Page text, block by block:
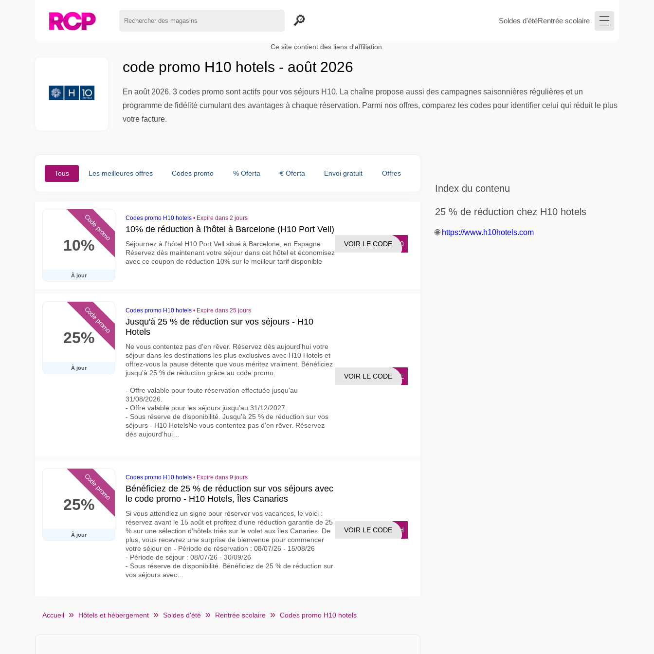
Soldes d'étéRentrée scolaire
Ce site contient des liens d'affiliation.
code promo H10 hotels - août 2026
En août 2026, 3 codes promo sont actifs pour vos séjours H10. La chaîne propose aussi des campagnes saisonnières régulières et un
programme de fidélité cumulant des avantages à chaque réservation. Parmi nos offres, comparez les codes pour identifier celui qui réduit le plus
votre facture.
Tous Les meilleures offres Codes promo % Oferta € Oferta Envoi gratuit Offres
10%
À jour
Code promo Codes promo H10 hotels • Expire dans 2 jours
10% de réduction à l'hôtel à Barcelone (H10 Port Vell)
Séjournez à l'hôtel H10 Port Vell situé à Barcelone, en Espagne
Réservez dès maintenant votre séjour dans cet hôtel et économisez
avec ce coupon de réduction 10% sur le meilleur tarif disponible
FF10
VOIR LE CODE
25%
À jour
Code promo Codes promo H10 hotels • Expire dans 25 jours
Jusqu'à 25 % de réduction sur vos séjours - H10
Hotels
Ne vous contentez pas d'en rêver. Réservez dès aujourd'hui votre
séjour dans les destinations les plus exclusives avec H10 Hotels et
offrez-vous la pause détente que vous méritez vraiment. Bénéficiez
jusqu'à 25 % de réduction grâce au code promo.
- Offre valable pour toute réservation effectuée jusqu'au
31/08/2026.
- Offre valable pour les séjours jusqu'au 31/12/2027.
- Sous réserve de disponibilité. Jusqu'à 25 % de réduction sur vos
séjours - H10 HotelsNe vous contentez pas d'en rêver. Réservez
dès aujourd'hui…
CAPE
VOIR LE CODE
25%
À jour
Code promo Codes promo H10 hotels • Expire dans 9 jours
Bénéficiez de 25 % de réduction sur vos séjours avec
le code promo - H10 Hotels, Îles Canaries
Si vous attendiez un signe pour réserver vos vacances, le voici :
réservez avant le 15 août et profitez d'une réduction garantie de 25
% sur une sélection d'hôtels triés sur le volet aux îles Canaries. De
plus, vous recevrez une surprise de bienvenue pour commencer
votre séjour en - Période de réservation : 08/07/26 - 15/08/26
- Période de séjour : 08/07/26 - 30/09/26
- Sous réserve de disponibilité. Bénéficiez de 25 % de réduction sur
vos séjours avec…
FLSH
VOIR LE CODE
Accueil Hôtels et hébergement Soldes d'été Rentrée scolaire Codes promo H10 hotels
Index du contenu
25 % de réduction chez H10 hotels
🌐 https://www.h10hotels.com